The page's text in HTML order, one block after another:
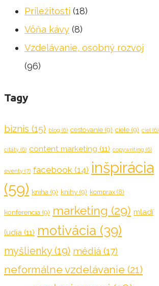
Príležitosti (18)
Vôňa kávy (8)
Vzdelávanie, osobný rozvoj
(96)
Tagy
biznis (15) blog (6) cestovanie (9) ciele (9) cieľ(6)
citáty (6) content marketing (11) copywriting (6)
eventy (7) facebook (14) inšpirácia
(59) kniha (9) knihy (9) komprax (8)
konferencia (9) marketing (29) mladí
ľudia (11) motivácia (39)
myšlienky (19) médiá (17)
neformálne vzdelávanie (21)